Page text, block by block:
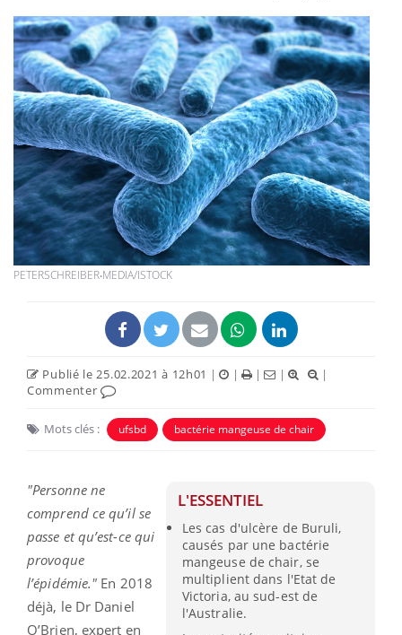
PETERSCHREIBER‧MEDIA/ISTOCK
Publié le 25.02.2021 à 12h01 | | | |
|
Commenter
Mots clés : ufsbd bactérie mangeuse de chair
L'ESSENTIEL
Les cas d'ulcère de Buruli,
causés par une bactérie
mangeuse de chair, se
multiplient dans l'Etat de
Victoria, au sud-est de
l'Australie.
"Personne ne
comprend ce qu’il se
passe et qu’est-ce qui
provoque
l’épidémie." En 2018
déjà, le Dr Daniel
O’Brien, expert en